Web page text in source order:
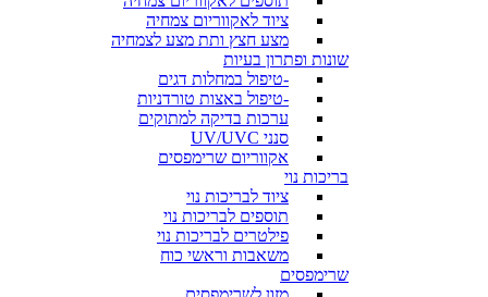
ציוד לאקווריום צמחיה
מצע חצץ ותת מצע לצמחיה
שונות ופתרון בעיות
-טיפול במחלות דגים
-טיפול באצות טורדניות
ערכות בדיקה למתוקים
סנני UV/UVC
אקווריום שרימפסים
בריכות נוי
ציוד לבריכות נוי
תוספים לבריכות נוי
פילטרים לבריכות נוי
משאבות וראשי כוח
שרימפסים